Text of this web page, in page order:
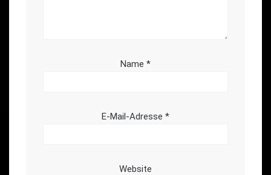
Name *
E-Mail-Adresse *
Website